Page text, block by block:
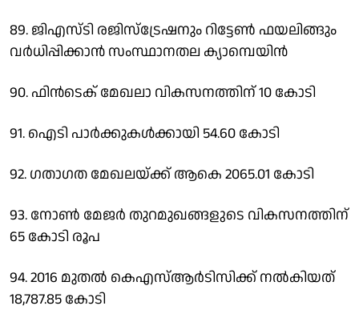
89. ജിഎസ്ടി രജിസ്‌ട്രേഷനും റിട്ടേണ്‍ ഫയലിങ്ങും
വര്‍ധിപ്പിക്കാന്‍ സംസ്ഥാനതല ക്യാമ്പെയിന്‍
90. ഫിന്‍ടെക് മേഖലാ വികസനത്തിന് 10 കോടി
91. ഐടി പാര്‍ക്കുകള്‍ക്കായി 54.60 കോടി
92. ഗതാഗത മേഖലയ്ക്ക് ആകെ 2065.01 കോടി
93. നോണ്‍ മേജര്‍ തുറമുഖങ്ങളുടെ വികസനത്തിന്
65 കോടി രൂപ
94. 2016 മുതല്‍ കെഎസ്ആര്‍ടിസിക്ക് നല്‍കിയത്
18,787.85 കോടി